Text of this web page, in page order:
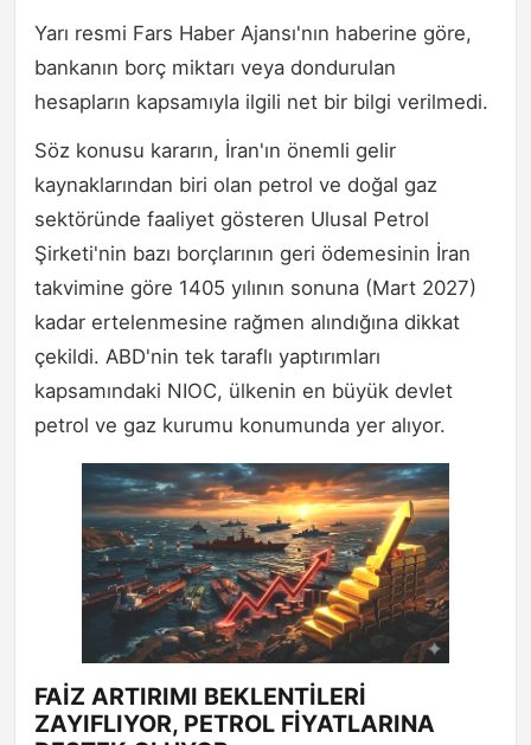
Yarı resmi Fars Haber Ajansı'nın haberine göre,
bankanın borç miktarı veya dondurulan
hesapların kapsamıyla ilgili net bir bilgi verilmedi.
Söz konusu kararın, İran'ın önemli gelir
kaynaklarından biri olan petrol ve doğal gaz
sektöründe faaliyet gösteren Ulusal Petrol
Şirketi'nin bazı borçlarının geri ödemesinin İran
takvimine göre 1405 yılının sonuna (Mart 2027)
kadar ertelenmesine rağmen alındığına dikkat
çekildi. ABD'nin tek taraflı yaptırımları
kapsamındaki NIOC, ülkenin en büyük devlet
petrol ve gaz kurumu konumunda yer alıyor.
FAİZ ARTIRIMI BEKLENTİLERİ
ZAYIFLIYOR, PETROL FİYATLARINA